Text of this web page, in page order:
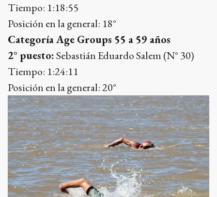
Tiempo: 1:18:55
Posición en la general: 18°
Categoría Age Groups 55 a 59 años
2° puesto: Sebastián Eduardo Salem (N° 30)
Tiempo: 1:24:11
Posición en la general: 20°